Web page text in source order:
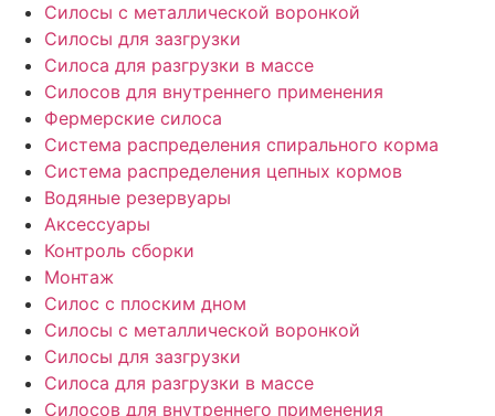
Силосы с металлической воронкой
Силосы для зазгрузки
Силоса для разгрузки в массе
Силосов для внутреннего применения
Фермерские силоса
Система распределения спирального корма
Система распределения цепных кормов
Водяные резервуары
Аксессуары
Контроль сборки
Монтаж
Силос с плоским дном
Силосы с металлической воронкой
Силосы для зазгрузки
Силоса для разгрузки в массе
Силосов для внутреннего применения